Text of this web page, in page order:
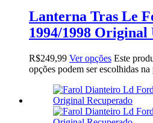
Lanterna Tras Le
1994/1998 Original
R$249,99 Ver opções Este
opções podem ser escolhidas